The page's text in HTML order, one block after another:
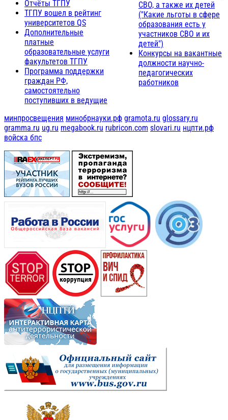
Отчёты ТГПУ
ТГПУ вошел в рейтинг
университетов QS
Дополнительные
платные
образовательные услуги
факультетов ТГПУ
Программа поддержки
граждан РФ,
самостоятельно
поступивших в ведущие
СВО, а также их детей
("Какие льготы в сфере
образования есть у
участников СВО и их
детей")
Конкурсы на вакантные
должности научно-
педагогических
работников
минпросвещения минобрнауки.рф gramota.ru glossary.ru
gramma.ru ug.ru megabook.ru rubricon.com slovari.ru нцпти.рф
войска бпс